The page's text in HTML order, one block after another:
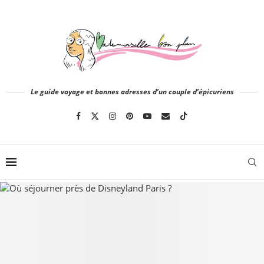
Le guide voyage et bonnes adresses d’un couple d’épicuriens